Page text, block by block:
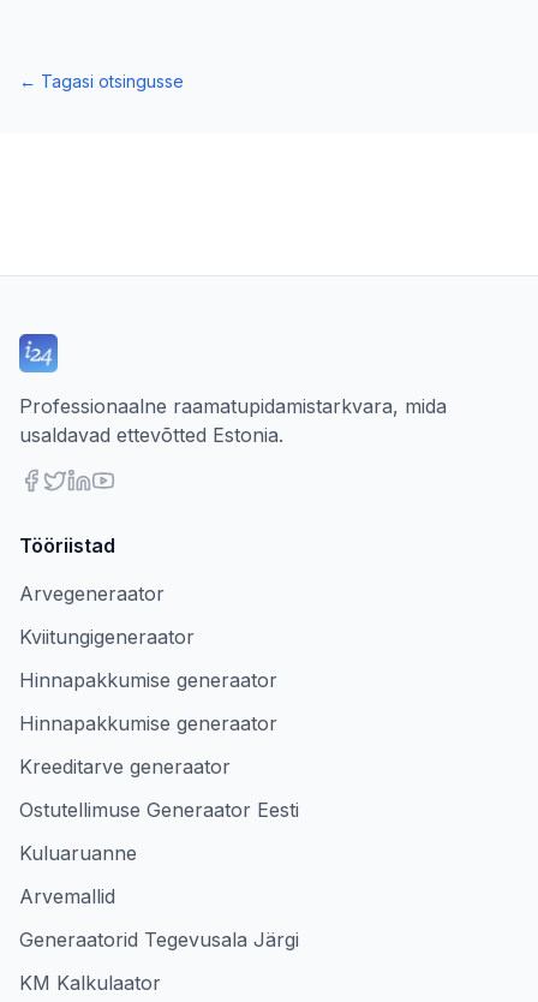
← Tagasi otsingusse
Professionaalne raamatupidamistarkvara, mida
usaldavad ettevõtted Estonia.
Tööriistad
Arvegeneraator
Kviitungigeneraator
Hinnapakkumise generaator
Hinnapakkumise generaator
Kreeditarve generaator
Ostutellimuse Generaator Eesti
Kuluaruanne
Arvemallid
Generaatorid Tegevusala Järgi
KM Kalkulaator